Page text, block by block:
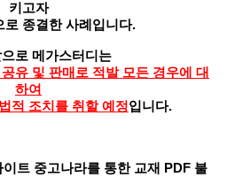
키고자
로 종결한 사례입니다.
로 메가스터디는
유 및 판매로 적발 모든 경우에 대
하여
적 조치를 취할 예정입니다.
트 중고나라를 통한 교재 PDF 불